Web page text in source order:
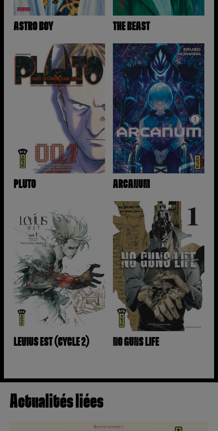
ASTRO BOY THE BEAST
PLUTO ARCANUM
LEVIUS EST (CYCLE 2) NO GUNS LIFE
Actualités liées